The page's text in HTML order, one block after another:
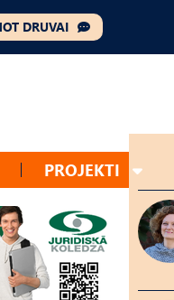
DRUVAI
PROJEKTI